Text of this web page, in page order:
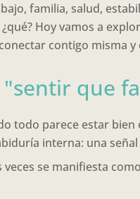
familia, salud,
Hoy vamos a
contigo misma
"sentir que
todo parece estar
interna: una
se manifiesta